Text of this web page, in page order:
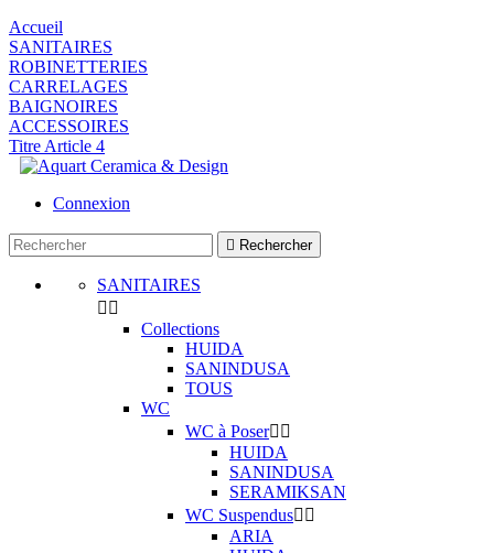
Accueil
SANITAIRES
ROBINETTERIES
CARRELAGES
BAIGNOIRES
ACCESSOIRES
Titre Article 4
Connexion
 Rechercher
SANITAIRES
 
Collections
HUIDA
SANINDUSA
TOUS
WC
WC à Poser 
HUIDA
SANINDUSA
SERAMIKSAN
WC Suspendus 
ARIA